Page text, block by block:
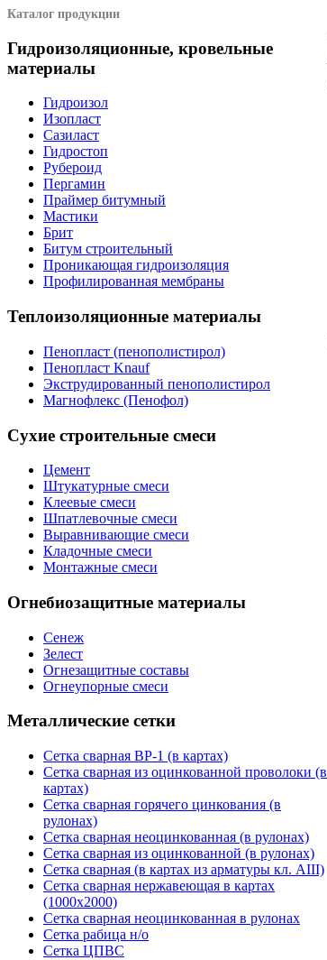
Каталог продукции
Гидроизоляционные, кровельные
материалы
Гидроизол
Изопласт
Сазиласт
Гидростоп
Рубероид
Пергамин
Праймер битумный
Мастики
Брит
Битум строительный
Проникающая гидроизоляция
Профилированная мембраны
Теплоизоляционные материалы
Пенопласт (пенополистирол)
Пенопласт Knauf
Экструдированный пенополистирол
Магнофлекс (Пенофол)
Сухие строительные смеси
Цемент
Штукатурные смеси
Клеевые смеси
Шпатлевочные смеси
Выравнивающие смеси
Кладочные смеси
Монтажные смеси
Огнебиозащитные материалы
Сенеж
Зелест
Огнезащитные составы
Огнеупорные смеси
Металлические сетки
Сетка сварная ВР-1 (в картах)
Сетка сварная из оцинкованной проволоки (в
картах)
Сетка сварная горячего цинкования (в
рулонах)
Сетка сварная неоцинкованная (в рулонах)
Сетка сварная из оцинкованной (в рулонах)
Сетка сварная (в картах из арматуры кл. АIII)
Сетка сварная нержавеющая в картах
(1000х2000)
Сетка сварная неоцинкованная в рулонах
Сетка рабица н/о
Сетка ЦПВС